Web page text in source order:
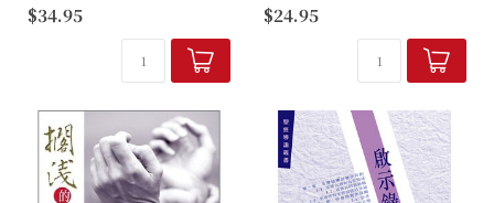
人，卻仍有不少煩惱。他的煩
惱，會否也是你的煩惱？ 每
個人只有一生（卻不知可以活
多久），你選...
$34.95
老師，從職場神學的角度切入
舊約聖經的但以理書，讓讀者
看見先知但以理，如何成為時
代中的職場戰士。他是淪落異
$24.95